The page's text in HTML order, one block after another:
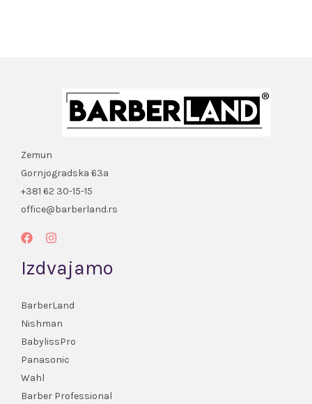
Zemun
Gornjogradska 63a
+381 62 30-15-15
office@barberland.rs
Izdvajamo
BarberLand
Nishman
BabylissPro
Panasonic
Wahl
Barber Professional